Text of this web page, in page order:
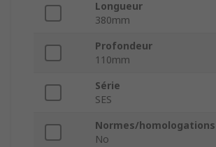
Longueur
380mm
Profondeur
110mm
Série
SES
Normes/homologations
No